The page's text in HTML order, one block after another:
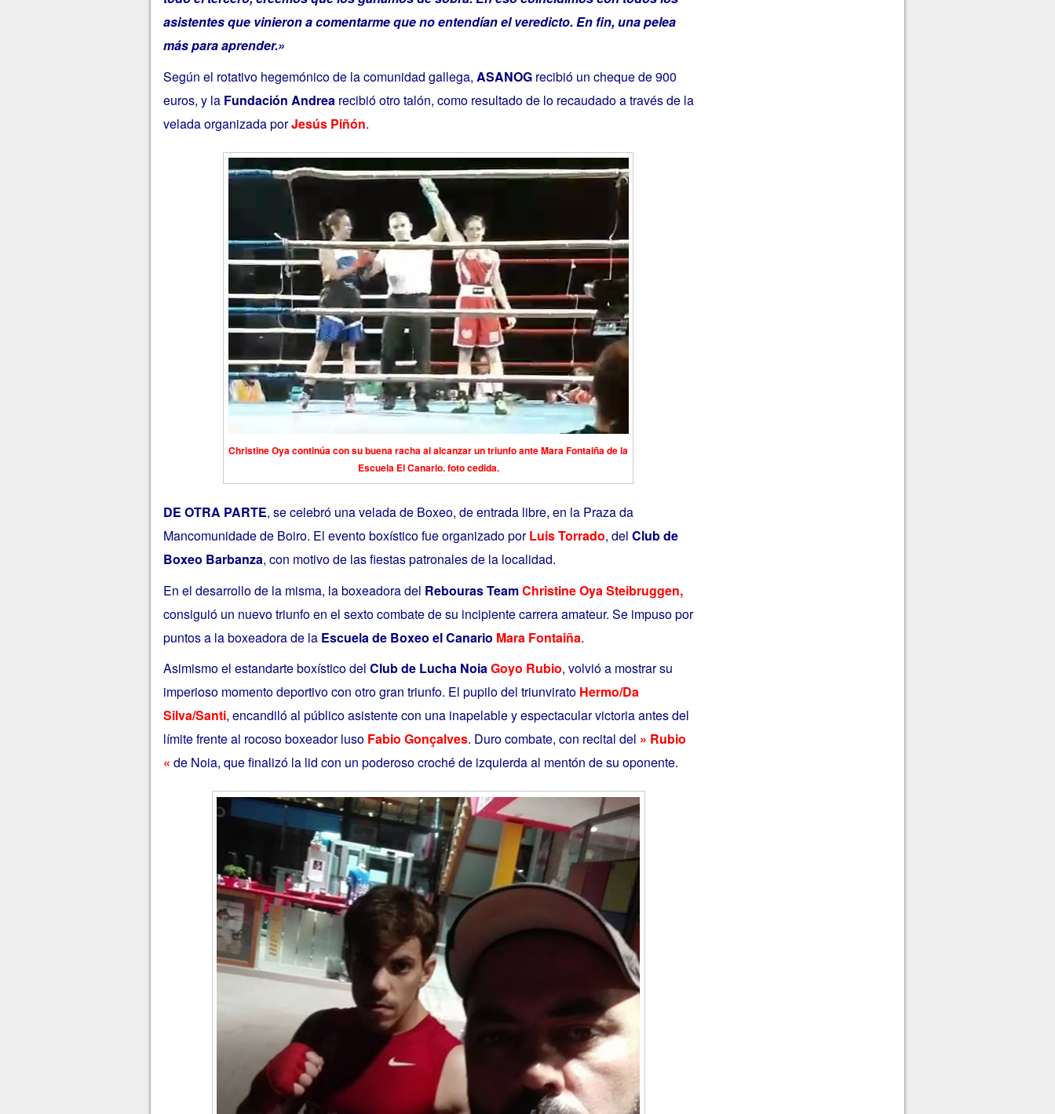
asistentes que vinieron a comentarme que no entendían el veredicto. En fin, una pelea
más para aprender.»
Según el rotativo hegemónico de la comunidad gallega, ASANOGrecibió un cheque de 900
euros, y la Fundación Andrea recibió otro talón, como resultado de lo recaudado a través de la
velada organizada porJesús Piñón.
Christine Oya continúa con su buena racha al alcanzar un triunfo ante Mara Fontaiña de la
Escuela El Canario. foto cedida.
DE OTRA PARTE, se celebró una velada de Boxeo, de entrada libre, en la Praza da
Mancomunidade de Boiro. El evento boxístico fue organizado porLuis Torrado, del Club de
Boxeo Barbanza, con motivo de las fiestas patronales de la localidad.
En el desarrollo de la misma, la boxeadora del Rebouras TeamChristine Oya Steibruggen,
consiguió un nuevo triunfo en el sexto combate de su incipiente carrera amateur. Se impuso por
puntos a la boxeadora de la Escuela de Boxeo el Canario Mara Fontaiña.
Asimismo el estandarte boxístico del Club de Lucha NoiaGoyo Rubio, volvió a mostrar su
imperioso momento deportivo con otro gran triunfo. El pupilo del triunvirato Hermo/Da
Silva/Santi, encandiló al público asistente con una inapelable y espectacular victoria antes del
límite frente al rocoso boxeador luso Fabio Gonçalves. Duro combate, con recital del » Rubio
« de Noia, que finalizó la lid con un poderoso croché de izquierda al mentón de su oponente.